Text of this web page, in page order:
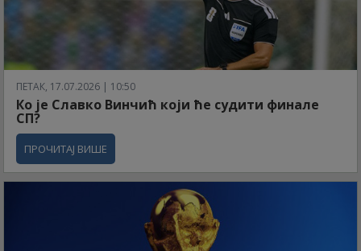
ПЕТАК, 17.07.2026 | 10:50
Ко је Славко Винчић који ће судити финале
СП?
ПРОЧИТАЈ ВИШЕ